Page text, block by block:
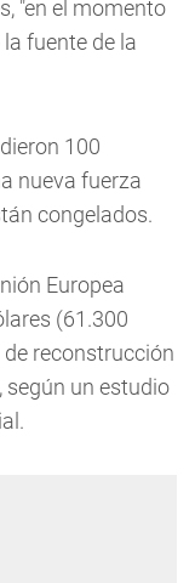
"en el momento
fuente de la
100
nueva fuerza
congelados.
Europea
(61.300
reconstrucción
según un estudio